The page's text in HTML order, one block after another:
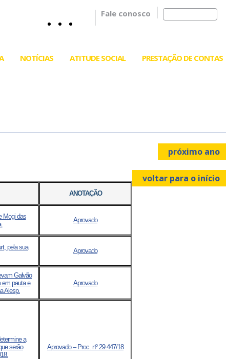
Fale conosco
NOTÍCIAS ATITUDE SOCIAL PRESTAÇÃO DE CONTAS
próximo ano
voltar para o início
ANOTAÇÃO
Mogi das
Aprovado
pela sua
Aprovado
Galvão
em pauta e
Alesp.
Aprovado
a
serão
Aprovado – Proc. nº 29.447/18